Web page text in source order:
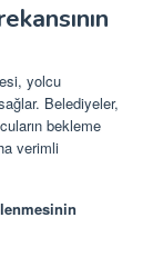
yolcu
Belediyeler,
bekleme
verimli